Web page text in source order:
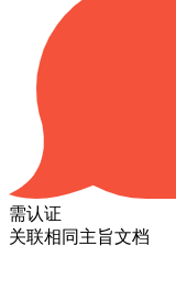
需认证
关联相同主旨文档